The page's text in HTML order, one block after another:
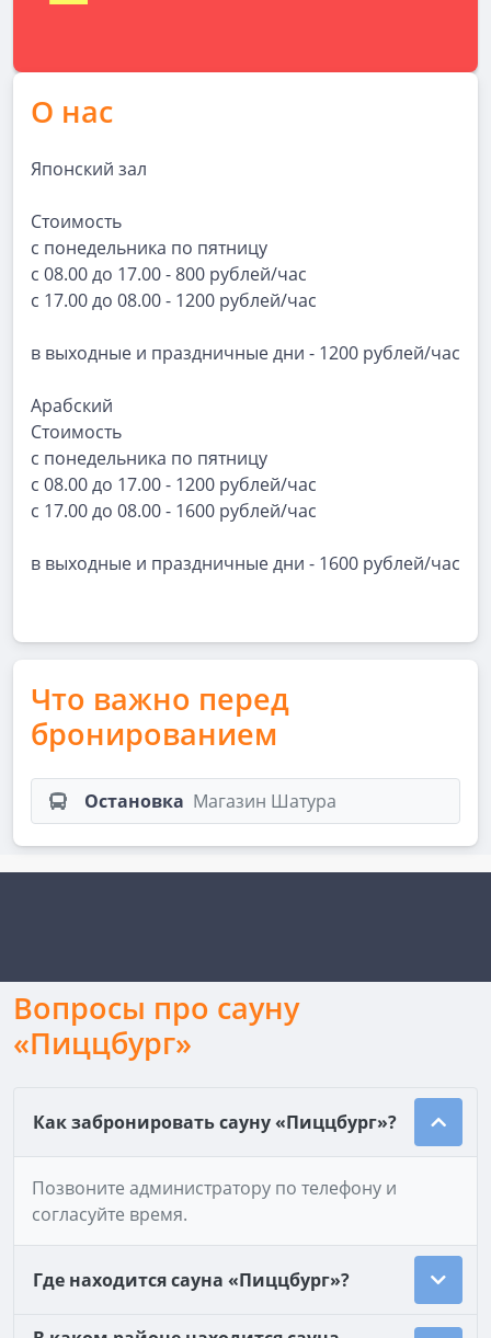
О нас
Японский зал
Стоимость
с понедельника по пятницу
с 08.00 до 17.00 - 800 рублей/час
с 17.00 до 08.00 - 1200 рублей/час
в выходные и праздничные дни - 1200 рублей/час
Арабский
Стоимость
с понедельника по пятницу
с 08.00 до 17.00 - 1200 рублей/час
с 17.00 до 08.00 - 1600 рублей/час
в выходные и праздничные дни - 1600 рублей/час
Что важно перед
бронированием
Остановка Магазин Шатура
Вопросы про сауну
«Пиццбург»
Как забронировать сауну «Пиццбург»?
Позвоните администратору по телефону и
согласуйте время.
Где находится сауна «Пиццбург»?